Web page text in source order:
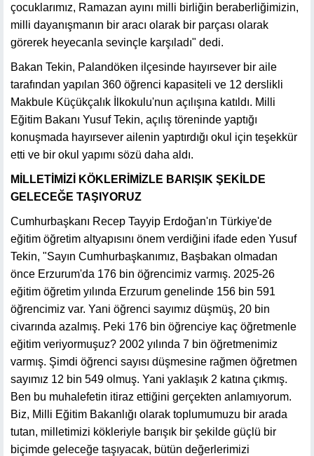
çocuklarımız, Ramazan ayını milli birliğin beraberliğimizin,
milli dayanışmanın bir aracı olarak bir parçası olarak
görerek heyecanla sevinçle karşıladı" dedi.
Bakan Tekin, Palandöken ilçesinde hayırsever bir aile
tarafından yapılan 360 öğrenci kapasiteli ve 12 derslikli
Makbule Küçükçalık İlkokulu'nun açılışına katıldı. Milli
Eğitim Bakanı Yusuf Tekin, açılış töreninde yaptığı
konuşmada hayırsever ailenin yaptırdığı okul için teşekkür
etti ve bir okul yapımı sözü daha aldı.
MİLLETİMİZİ KÖKLERİMİZLE BARIŞIK ŞEKİLDE
GELECEĞE TAŞIYORUZ
Cumhurbaşkanı Recep Tayyip Erdoğan'ın Türkiye'de
eğitim öğretim altyapısını önem verdiğini ifade eden Yusuf
Tekin, "Sayın Cumhurbaşkanımız, Başbakan olmadan
önce Erzurum'da 176 bin öğrencimiz varmış. 2025-26
eğitim öğretim yılında Erzurum genelinde 156 bin 591
öğrencimiz var. Yani öğrenci sayımız düşmüş, 20 bin
civarında azalmış. Peki 176 bin öğrenciye kaç öğretmenle
eğitim veriyormuşuz? 2002 yılında 7 bin öğretmenimiz
varmış. Şimdi öğrenci sayısı düşmesine rağmen öğretmen
sayımız 12 bin 549 olmuş. Yani yaklaşık 2 katına çıkmış.
Ben bu muhalefetin itiraz ettiğini gerçekten anlamıyorum.
Biz, Milli Eğitim Bakanlığı olarak toplumumuzu bir arada
tutan, milletimizi kökleriyle barışık bir şekilde güçlü bir
biçimde geleceğe taşıyacak, bütün değerlerimizi